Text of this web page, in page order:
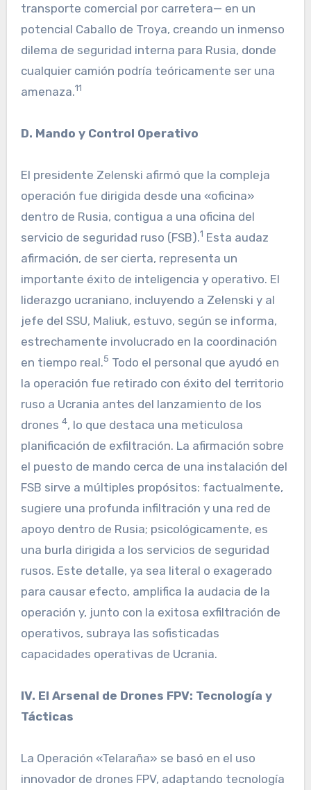
transporte comercial por carretera— en un
potencial Caballo de Troya, creando un inmenso
dilema de seguridad interna para Rusia, donde
cualquier camión podría teóricamente ser una
amenaza.11
D. Mando y Control Operativo
El presidente Zelenski afirmó que la compleja
operación fue dirigida desde una «oficina»
dentro de Rusia, contigua a una oficina del
servicio de seguridad ruso (FSB).1 Esta audaz
afirmación, de ser cierta, representa un
importante éxito de inteligencia y operativo. El
liderazgo ucraniano, incluyendo a Zelenski y al
jefe del SSU, Maliuk, estuvo, según se informa,
estrechamente involucrado en la coordinación
en tiempo real.5 Todo el personal que ayudó en
la operación fue retirado con éxito del territorio
ruso a Ucrania antes del lanzamiento de los
drones 4, lo que destaca una meticulosa
planificación de exfiltración. La afirmación sobre
el puesto de mando cerca de una instalación del
FSB sirve a múltiples propósitos: factualmente,
sugiere una profunda infiltración y una red de
apoyo dentro de Rusia; psicológicamente, es
una burla dirigida a los servicios de seguridad
rusos. Este detalle, ya sea literal o exagerado
para causar efecto, amplifica la audacia de la
operación y, junto con la exitosa exfiltración de
operativos, subraya las sofisticadas
capacidades operativas de Ucrania.
IV. El Arsenal de Drones FPV: Tecnología y
Tácticas
La Operación «Telaraña» se basó en el uso
innovador de drones FPV, adaptando tecnología